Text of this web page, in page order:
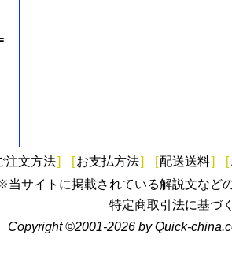
注文方法] [お支払方法] [配送送料] [
当サイトに掲載されている解説文など
特定商取引法に基づ
Copyright ©2001-2026 by Quick-